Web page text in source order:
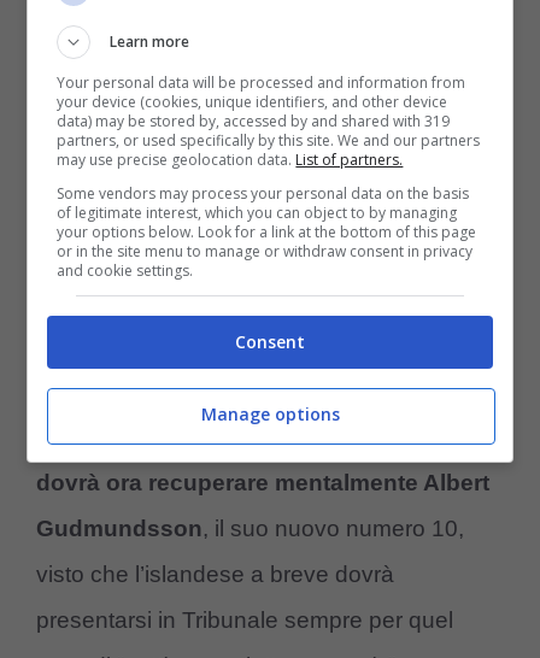
giudizio
una donna in relazione a fatti “
condotta sessuale” che sarebbero accaduti
in un locale della capitale islandese
nell’estate del 2023.
Fiorentina: si allontana il
rientro in campo di
Gudmundsson
Recuperato fisicamente,
Raffaele Palladino
dovrà ora recuperare mentalmente Albert
Gudmundsson, il suo nuovo numero 10,
visto che l’islandese a breve dovrà
presentarsi in Tribunale sempre per quel
Learn more
Your personal data will be processed and information from
your device (cookies, unique identifiers, and other device
data) may be stored by, accessed by and shared with 319
partners, or used specifically by this site. We and our partners
may use precise geolocation data. List of partners.
Some vendors may process your personal data on the basis
of legitimate interest, which you can object to by managing
your options below. Look for a link at the bottom of this page
or in the site menu to manage or withdraw consent in privacy
and cookie settings.
Consent
Manage options